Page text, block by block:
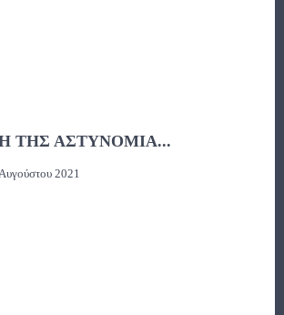
ΤΗΣ ΑΣΤΥΝΟΜΙΑ...
2021